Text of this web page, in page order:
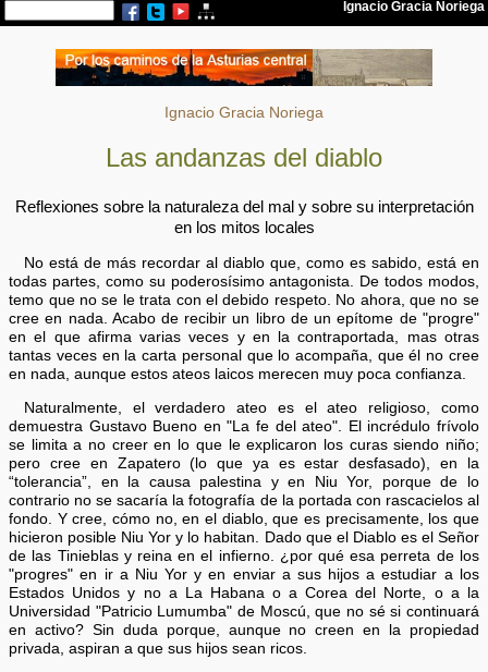
Ignacio Gracia Noriega
Las andanzas del diablo
Reflexiones sobre la naturaleza del mal y sobre su interpretación
en los mitos locales
No está de más recordar al diablo que, como es sabido, está en
todas partes, como su poderosísimo antagonista. De todos modos,
temo que no se le trata con el debido respeto. No ahora, que no se
cree en nada. Acabo de recibir un libro de un epítome de "progre"
en el que afirma varias veces y en la contraportada, mas otras
tantas veces en la carta personal que lo acompaña, que él no cree
en nada, aunque estos ateos laicos merecen muy poca confianza.
Naturalmente, el verdadero ateo es el ateo religioso, como
demuestra Gustavo Bueno en "La fe del ateo". El incrédulo frívolo
se limita a no creer en lo que le explicaron los curas siendo niño;
pero cree en Zapatero (lo que ya es estar desfasado), en la
“tolerancia”, en la causa palestina y en Niu Yor, porque de lo
contrario no se sacaría la fotografía de la portada con rascacielos al
fondo. Y cree, cómo no, en el diablo, que es precisamente, los que
hicieron posible Niu Yor y lo habitan. Dado que el Diablo es el Señor
de las Tinieblas y reina en el infierno. ¿por qué esa perreta de los
"progres" en ir a Niu Yor y en enviar a sus hijos a estudiar a los
Estados Unidos y no a La Habana o a Corea del Norte, o a la
Universidad "Patricio Lumumba" de Moscú, que no sé si continuará
en activo? Sin duda porque, aunque no creen en la propiedad
privada, aspiran a que sus hijos sean ricos.